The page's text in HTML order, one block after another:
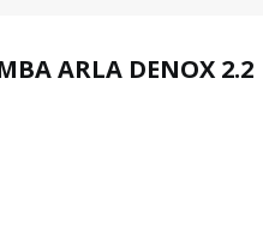
ARLA DENOX 2.2